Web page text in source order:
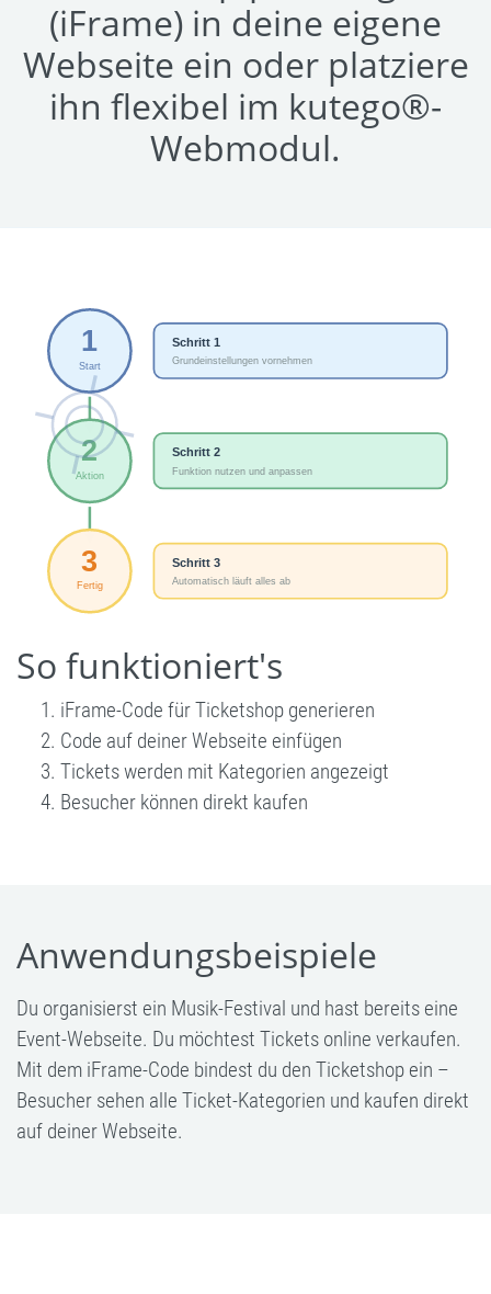
(iFrame) in deine eigene
Webseite ein oder platziere
ihn flexibel im kutego®-
Webmodul.
So funktioniert's
iFrame-Code für Ticketshop generieren
Code auf deiner Webseite einfügen
Tickets werden mit Kategorien angezeigt
Besucher können direkt kaufen
Anwendungsbeispiele
Du organisierst ein Musik-Festival und hast bereits eine
Event-Webseite. Du möchtest Tickets online verkaufen.
Mit dem iFrame-Code bindest du den Ticketshop ein –
Besucher sehen alle Ticket-Kategorien und kaufen direkt
auf deiner Webseite.